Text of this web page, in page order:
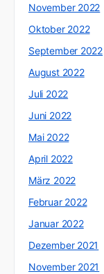
November 2022
Oktober 2022
September 2022
August 2022
Juli 2022
Juni 2022
Mai 2022
April 2022
März 2022
Februar 2022
Januar 2022
Dezember 2021
November 2021